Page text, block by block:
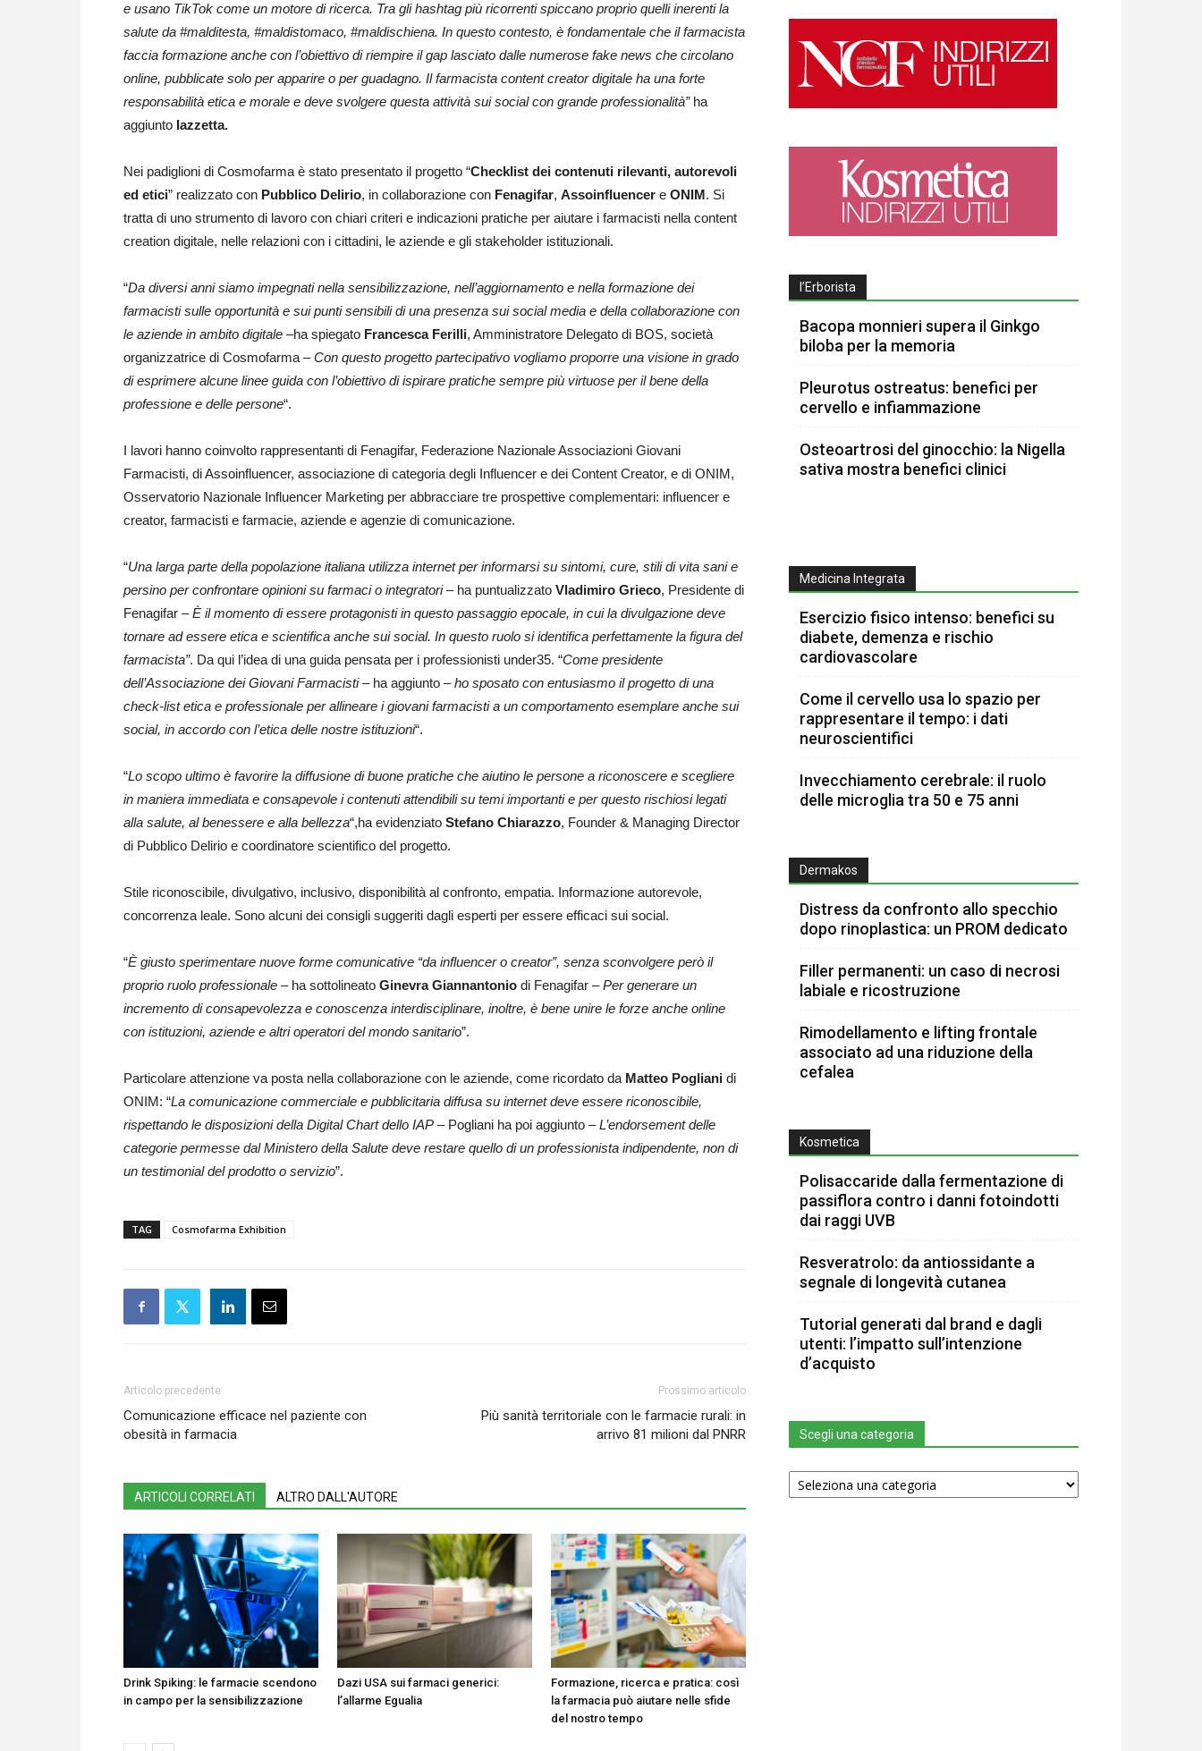
e usano TikTok come un motore di ricerca. Tra gli hashtag più ricorrenti spiccano proprio quelli inerenti la
salute da #malditesta, #maldistomaco, #maldischiena. In questo contesto, è fondamentale che il farmacista
faccia formazione anche con l’obiettivo di riempire il gap lasciato dalle numerose fake news che circolano
online, pubblicate solo per apparire o per guadagno. Il farmacista content creator digitale ha una forte
responsabilità etica e morale e deve svolgere questa attività sui social con grande professionalità”ha
aggiunto Iazzetta.
Nei padiglioni di Cosmofarma è stato presentato il progetto “Checklist dei contenuti rilevanti, autorevoli
ed etici” realizzato con Pubblico Delirio, in collaborazione con Fenagifar, Assoinfluencer e ONIM. Si
tratta di uno strumento di lavoro con chiari criteri e indicazioni pratiche per aiutare i farmacisti nella content
creation digitale, nelle relazioni con i cittadini, le aziende e gli stakeholder istituzionali.
“Da diversi anni siamo impegnati nella sensibilizzazione, nell’aggiornamento e nella formazione dei
farmacisti sulle opportunità e sui punti sensibili di una presenza sui social media e della collaborazione con
le aziende in ambito digitale –ha spiegato Francesca Ferilli, Amministratore Delegato di BOS, società
organizzatrice di Cosmofarma –Con questo progetto partecipativo vogliamo proporre una visione in grado
di esprimere alcune linee guida con l’obiettivo di ispirare pratiche sempre più virtuose per il bene della
professione e delle persone“.
I lavori hanno coinvolto rappresentanti di Fenagifar, Federazione Nazionale Associazioni Giovani
Farmacisti, di Assoinfluencer, associazione di categoria degli Influencer e dei Content Creator, e di ONIM,
Osservatorio Nazionale Influencer Marketing per abbracciare tre prospettive complementari: influencer e
creator, farmacisti e farmacie, aziende e agenzie di comunicazione.
“Una larga parte della popolazione italiana utilizza internet per informarsi su sintomi, cure, stili di vita sani e
persino per confrontare opinioni su farmaci o integratori– ha puntualizzato Vladimiro Grieco, Presidente di
Fenagifar –È il momento di essere protagonisti in questo passaggio epocale, in cui la divulgazione deve
tornare ad essere etica e scientifica anche sui social. In questo ruolo si identifica perfettamente la figura del
farmacista”. Da qui l’idea di una guida pensata per i professionisti under35. “Come presidente
dell’Associazione dei Giovani Farmacisti – ha aggiunto – ho sposato con entusiasmo il progetto di una
check-list etica e professionale per allineare i giovani farmacisti a un comportamento esemplare anche sui
social, in accordo con l’etica delle nostre istituzioni“.
“Lo scopo ultimo è favorire la diffusione di buone pratiche che aiutino le persone a riconoscere e scegliere
in maniera immediata e consapevole i contenuti attendibili su temi importanti e per questo rischiosi legati
alla salute, al benessere e alla bellezza“,ha evidenziato Stefano Chiarazzo, Founder & Managing Director
di Pubblico Delirio e coordinatore scientifico del progetto.
Stile riconoscibile, divulgativo, inclusivo, disponibilità al confronto, empatia. Informazione autorevole,
concorrenza leale. Sono alcuni dei consigli suggeriti dagli esperti per essere efficaci sui social.
“È giusto sperimentare nuove forme comunicative “da influencer o creator”, senza sconvolgere però il
proprio ruolo professionale – ha sottolineato Ginevra Giannantonio di Fenagifar –Per generare un
incremento di consapevolezza e conoscenza interdisciplinare, inoltre, è bene unire le forze anche online
con istituzioni, aziende e altri operatori del mondo sanitario”.
Particolare attenzione va posta nella collaborazione con le aziende, come ricordato da Matteo Pogliani di
ONIM: “La comunicazione commerciale e pubblicitaria diffusa su internet deve essere riconoscibile,
rispettando le disposizioni della Digital Chart dello IAP – Pogliani ha poi aggiunto –L’endorsement delle
categorie permesse dal Ministero della Salute deve restare quello di un professionista indipendente, non di
un testimonial del prodotto o servizio”.
TAG Cosmofarma Exhibition
Articolo precedente
Comunicazione efficace nel paziente con
obesità in farmacia
Prossimo articolo
Più sanità territoriale con le farmacie rurali: in
arrivo 81 milioni dal PNRR
ARTICOLI CORRELATI ALTRO DALL'AUTORE
Drink Spiking: le farmacie scendono
in campo per la sensibilizzazione
Dazi USA sui farmaci generici:
l’allarme Egualia
Formazione, ricerca e pratica: così
la farmacia può aiutare nelle sfide
del nostro tempo
l’Erborista
Bacopa monnieri supera il Ginkgo
biloba per la memoria
Pleurotus ostreatus: benefici per
cervello e infiammazione
Osteoartrosi del ginocchio: la Nigella
sativa mostra benefici clinici
Medicina Integrata
Esercizio fisico intenso: benefici su
diabete, demenza e rischio
cardiovascolare
Come il cervello usa lo spazio per
rappresentare il tempo: i dati
neuroscientifici
Invecchiamento cerebrale: il ruolo
delle microglia tra 50 e 75 anni
Dermakos
Distress da confronto allo specchio
dopo rinoplastica: un PROM dedicato
Filler permanenti: un caso di necrosi
labiale e ricostruzione
Rimodellamento e lifting frontale
associato ad una riduzione della
cefalea
Kosmetica
Polisaccaride dalla fermentazione di
passiflora contro i danni fotoindotti
dai raggi UVB
Resveratrolo: da antiossidante a
segnale di longevità cutanea
Tutorial generati dal brand e dagli
utenti: l’impatto sull’intenzione
d’acquisto
Scegli una categoria
Scegli
una